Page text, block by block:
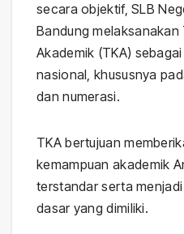
secara objektif, SLB
Bandung melaksanakan
Akademik (TKA)
nasional, khususnya
dan numerasi.
TKA bertujuan
kemampuan akademik
terstandar serta
dasar yang dimiliki.